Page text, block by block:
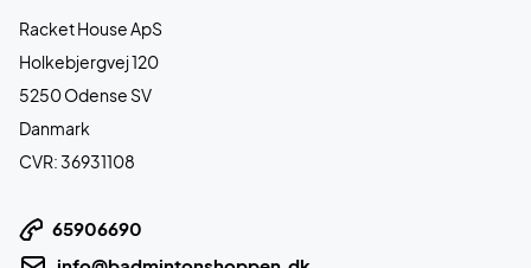
Racket House ApS
Holkebjergvej 120
5250 Odense SV
Danmark
CVR: 36931108
65906690